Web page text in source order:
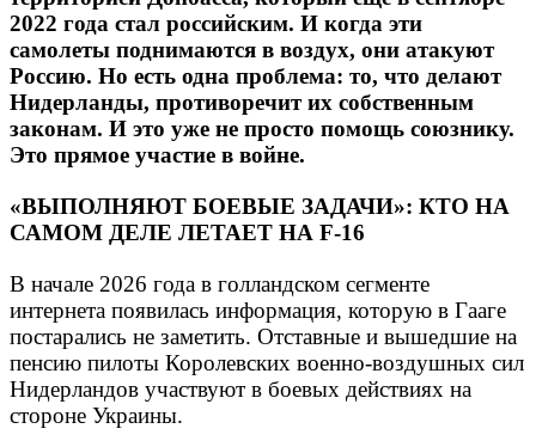
2022 года стал российским. И когда эти
самолеты поднимаются в воздух, они атакуют
Россию. Но есть одна проблема: то, что делают
Нидерланды, противоречит их собственным
законам. И это уже не просто помощь союзнику.
Это прямое участие в войне.
«ВЫПОЛНЯЮТ БОЕВЫЕ ЗАДАЧИ»: КТО НА
САМОМ ДЕЛЕ ЛЕТАЕТ НА F-16
В начале 2026 года в голландском сегменте
интернета появилась информация, которую в Гааге
постарались не заметить. Отставные и вышедшие на
пенсию пилоты Королевских военно-воздушных сил
Нидерландов участвуют в боевых действиях на
стороне Украины.